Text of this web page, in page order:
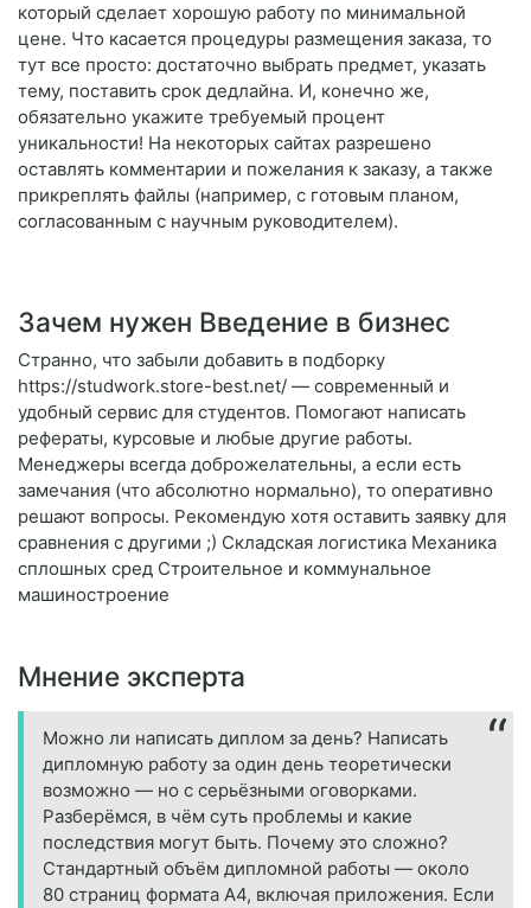
который сделает хорошую работу по минимальной
цене. Что касается процедуры размещения заказа, то
тут все просто: достаточно выбрать предмет, указать
тему, поставить срок дедлайна. И, конечно же,
обязательно укажите требуемый процент
уникальности! На некоторых сайтах разрешено
оставлять комментарии и пожелания к заказу, а также
прикреплять файлы (например, с готовым планом,
согласованным с научным руководителем).
Зачем нужен Введение в бизнес
Странно, что забыли добавить в подборку
https://studwork.store-best.net/ — современный и
удобный сервис для студентов. Помогают написать
рефераты, курсовые и любые другие работы.
Менеджеры всегда доброжелательны, а если есть
замечания (что абсолютно нормально), то оперативно
решают вопросы. Рекомендую хотя оставить заявку для
сравнения с другими ;) Складская логистика Механика
сплошных сред Строительное и коммунальное
машиностроение
Мнение эксперта
Можно ли написать диплом за день? Написать
дипломную работу за один день теоретически
возможно — но с серьёзными оговорками.
Разберёмся, в чём суть проблемы и какие
последствия могут быть. Почему это сложно?
Стандартный объём дипломной работы — около
80 страниц формата А4, включая приложения. Если